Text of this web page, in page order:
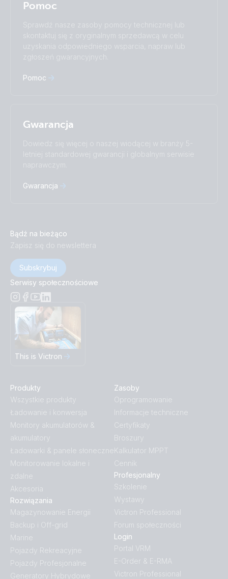
Suomalainen
Русский
Українська
中國人
Subscribe
Pomoc
Sprawdź nasze zasoby pomocy technicznej lub
skontaktuj się z oryginalnym sprzedawcą w celu
uzyskania odpowiedniego wsparcia, napraw lub
zgłoszeń gwarancyjnych.
Pomoc
Gwarancja
Dowiedz się więcej o naszej wiodącej w branży 5-
letniej standardowej gwarancji i globalnym serwisie
naprawczym.
Gwarancja
Bądź na bieżąco
Zapisz się do newslettera
Subskrybuj
Serwisy społecznościowe
This is Victron
Produkty
Wszystkie produkty
Ładowanie i konwersja
Monitory akumulatorów &
akumulatory
Ładowarki & panele słoneczne
Monitorowanie lokalne i
zdalne
Akcesoria
Rozwiązania
Magazynowanie Energii
Backup i Off-grid
Marine
Pojazdy Rekreacyjne
Pojazdy Profesjonalne
Generatory Hybrydowe
Zasoby
Oprogramowanie
Informacje techniczne
Certyfikaty
Broszury
Kalkulator MPPT
Cennik
Profesjonalny
Szkolenie
Wystawy
Victron Professional
Forum społeczności
Login
Portal VRM
E-Order & E-RMA
Victron Professional